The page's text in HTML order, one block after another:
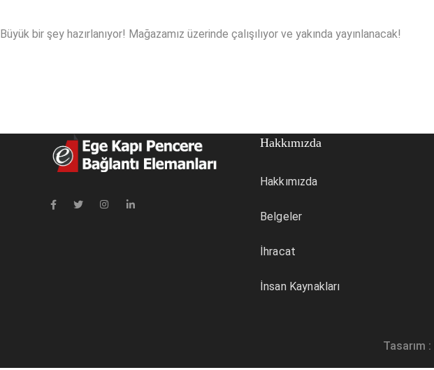
Büyük bir şey hazırlanıyor! Mağazamız üzerinde çalışılıyor ve yakında yayınlanacak!
Hakkımızda
Hakkımızda
Belgeler
İhracat
İnsan Kaynakları
Tasarım :